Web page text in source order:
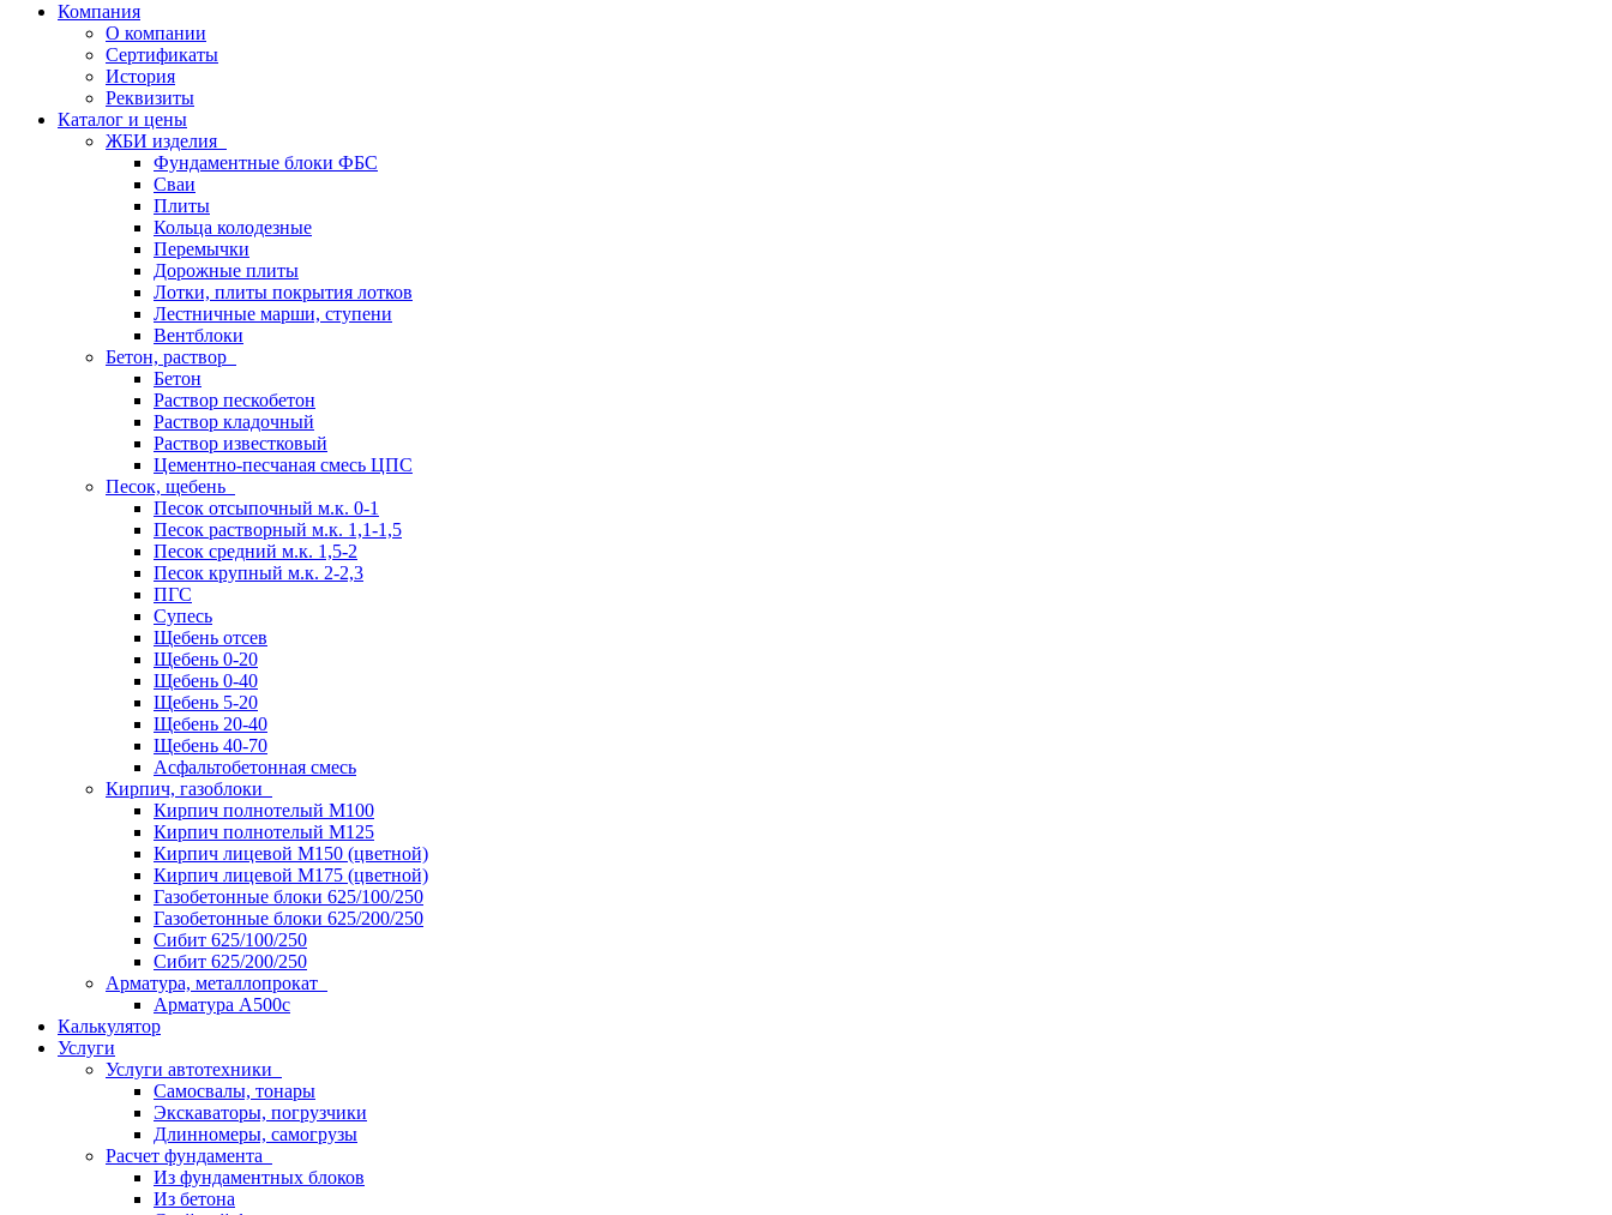
Компания
О компании
Сертификаты
История
Реквизиты
Каталог и цены
ЖБИ изделия
Фундаментные блоки ФБС
Сваи
Плиты
Кольца колодезные
Перемычки
Дорожные плиты
Лотки, плиты покрытия лотков
Лестничные марши, ступени
Вентблоки
Бетон, раствор
Бетон
Раствор пескобетон
Раствор кладочный
Раствор известковый
Цементно-песчаная смесь ЦПС
Песок, щебень
Песок отсыпочный м.к. 0-1
Песок растворный м.к. 1,1-1,5
Песок средний м.к. 1,5-2
Песок крупный м.к. 2-2,3
ПГС
Супесь
Щебень отсев
Щебень 0-20
Щебень 0-40
Щебень 5-20
Щебень 20-40
Щебень 40-70
Асфальтобетонная смесь
Кирпич, газоблоки
Кирпич полнотелый М100
Кирпич полнотелый М125
Кирпич лицевой М150 (цветной)
Кирпич лицевой М175 (цветной)
Газобетонные блоки 625/100/250
Газобетонные блоки 625/200/250
Сибит 625/100/250
Сибит 625/200/250
Арматура, металлопрокат
Арматура А500с
Калькулятор
Услуги
Услуги автотехники
Самосвалы, тонары
Экскаваторы, погрузчики
Длинномеры, самогрузы
Расчет фундамента
Из фундаментных блоков
Из бетона